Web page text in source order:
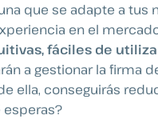
que se adapte a tus
en el
fáciles de
a gestionar la firma
ella, conseguirás
esperas?